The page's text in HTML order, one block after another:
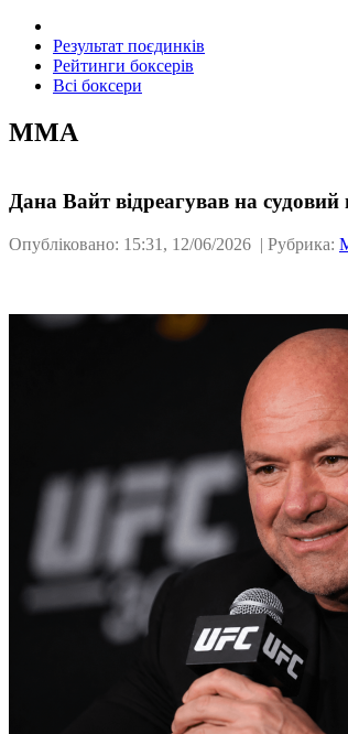
Результат поєдинків
Рейтинги боксерів
Всі боксери
ММА
Дана Вайт відреагував на
Опубліковано: 15:31, 12/06/2026 | Рубрика: